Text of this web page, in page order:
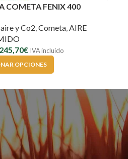
COMETA FENIX 400
y Co2 Cometa AIRE
245,70€ IVA incluido
OPCIONES